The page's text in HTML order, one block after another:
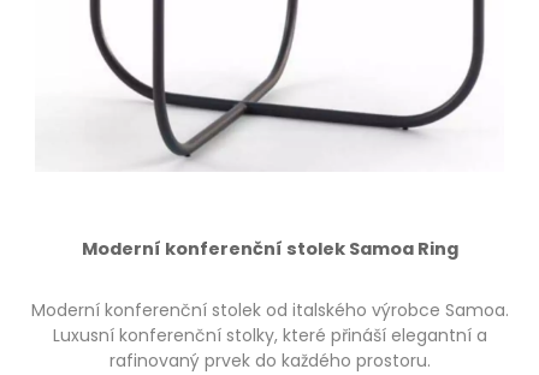
Moderní konferenční stolek Samoa Ring
Moderní konferenční stolek od italského výrobce Samoa.
Luxusní konferenční stolky, které přináší elegantní a
rafinovaný prvek do každého prostoru.